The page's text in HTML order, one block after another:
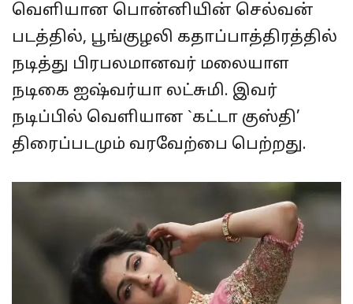
வெளியான பொன்னியின் செல்வன்
படத்தில், பூங்குழலி கதாப்பாத்திரத்தில்
நடித்து பிரபலமானவர் மலையாள
நடிகை ஐஷ்வர்யா லட்சுமி. இவர்
நடிப்பில் வெளியான `கட்டா குஸ்தி’
திரைப்படமும் வரவேற்பை பெற்றது.